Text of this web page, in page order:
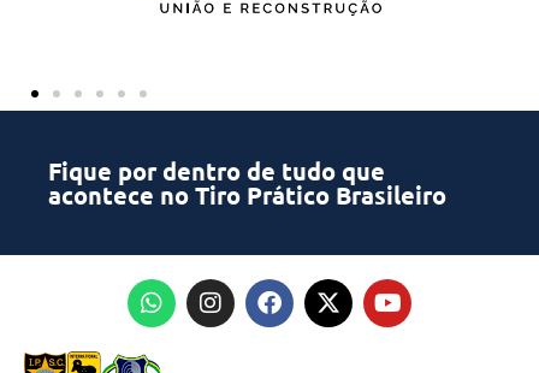
Fique por dentro de tudo que
acontece no Tiro Prático Brasileiro